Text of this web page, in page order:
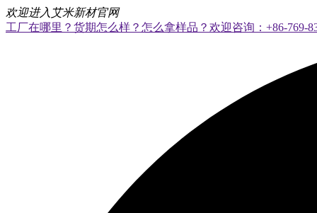
欢迎进入艾米新材官网
工厂在哪里？货期怎么样？怎么拿样品？欢迎咨询：+86-769-